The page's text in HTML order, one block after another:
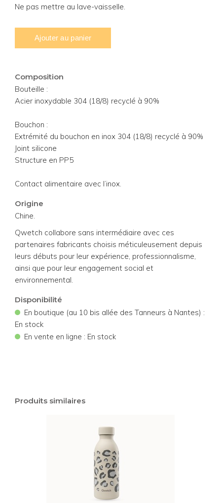
Ne pas mettre au lave-vaisselle.
Composition
Bouteille :
Acier inoxydable 304 (18/8) recyclé à 90%
Bouchon :
Extrémité du bouchon en inox 304 (18/8) recyclé à 90%
Joint silicone
Structure en PP5
Contact alimentaire avec l’inox.
Origine
Chine.
Qwetch collabore sans intermédiaire avec ces
partenaires fabricants choisis méticuleusement depuis
leurs débuts pour leur expérience, professionnalisme,
ainsi que pour leur engagement social et
environnemental.
Disponibilité
• En boutique (au 10 bis allée des Tanneurs à Nantes) :
En stock
• En vente en ligne : En stock
Produits similaires